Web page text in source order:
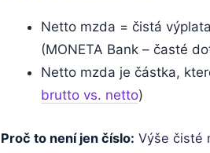
Netto mzda = čistá
(MONETA Bank – časté
Netto mzda je částka,
brutto vs. netto)
Proč to není jen číslo: Výše čisté